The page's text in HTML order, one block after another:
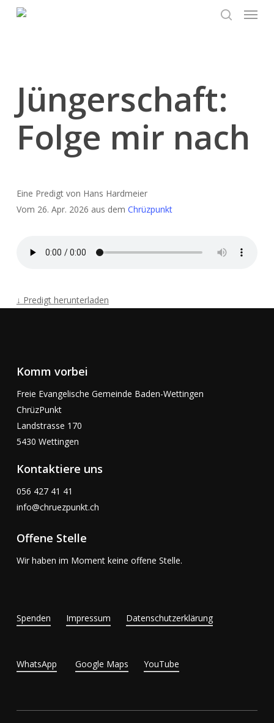
Menu
Jüngerschaft:
Folge mir nach
Eine Predigt von Hans Hardmeier
Vom 26. Apr. 2026 aus dem Chrüzpunkt
↓ Predigt herunterladen
Komm vorbei
Freie Evangelische Gemeinde Baden-Wettingen
ChrüzPunkt
Landstrasse 170
5430 Wettingen
Kontaktiere uns
056 427 41 41
info@chruezpunkt.ch
Offene Stelle
Wir haben im Moment keine offene Stelle.
Spenden Impressum Datenschutzerklärung
WhatsApp Google Maps YouTube